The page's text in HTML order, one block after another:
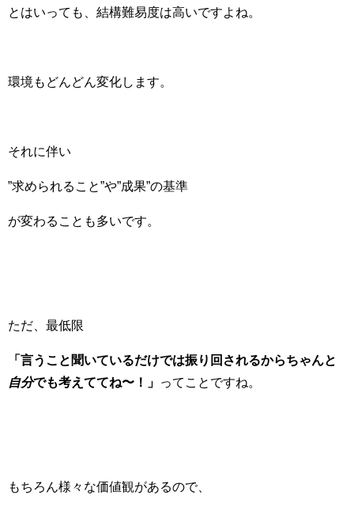
とはいっても、結構難易度は高いですよね。
環境もどんどん変化します。
それに伴い
”求められること”や”成果”の基準
が変わることも多いです。
ただ、最低限
「言うこと聞いているだけでは振り回されるからちゃんと
自分でも考えててね〜！」 ってことですね。
もちろん様々な価値観があるので、